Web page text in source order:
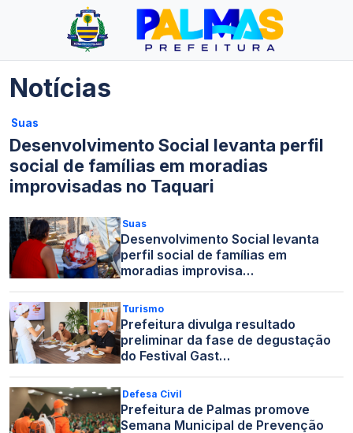
Notícias
Suas
Desenvolvimento Social levanta perfil
social de famílias em moradias
improvisadas no Taquari
Suas
Desenvolvimento Social levanta
perfil social de famílias em
moradias improvisa…
Turismo
Prefeitura divulga resultado
preliminar da fase de degustação
do Festival Gast…
Defesa Civil
Prefeitura de Palmas promove
Semana Municipal de Prevenção